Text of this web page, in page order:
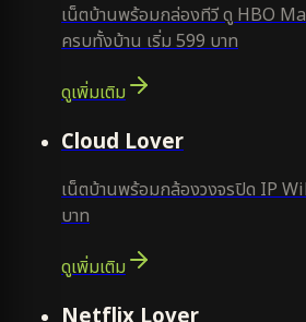
เน็ตบ้านพร้อมกล่องทีวี ดู HBO
ครบทั้งบ้าน เริ่ม 599 บาท
ดูเพิ่มเติม
Cloud Lover
เน็ตบ้านพร้อมกล้องวงจรปิด IP
บาท
ดูเพิ่มเติม